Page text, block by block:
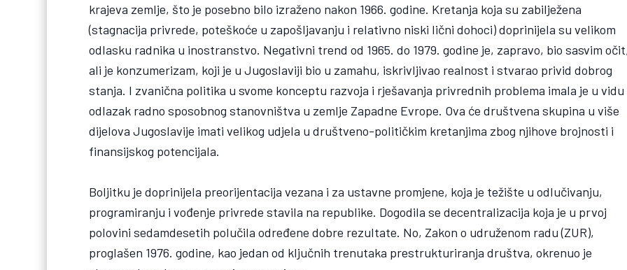
krajeva zemlje, što je posebno bilo izraženo nakon 1966. godine. Kretanja koja su zabilježena
(stagnacija privrede, poteškoće u zapošljavanju i relativno niski lični dohoci) doprinijela su velikom
odlasku radnika u inostranstvo. Negativni trend od 1965. do 1979. godine je, zapravo, bio sasvim
ali je konzumerizam, koji je u Jugoslaviji bio u zamahu, iskrivljivao realnost i stvarao privid dobrog
stanja. I zvanična politika u svome konceptu razvoja i rješavanja privrednih problema imala je u vidu
odlazak radno sposobnog stanovništva u zemlje Zapadne Evrope. Ova će društvena skupina u više
dijelova Jugoslavije imati velikog udjela u društveno-političkim kretanjima zbog njihove brojnosti i
finansijskog potencijala.
Boljitku je doprinijela preorijentacija vezana i za ustavne promjene, koja je težište u odlučivanju,
programiranju i vođenje privrede stavila na republike. Dogodila se decentralizacija koja je u prvoj
polovini sedamdesetih polučila određene dobre rezultate. No, Zakon o udruženom radu (ZUR),
proglašen 1976. godine, kao jedan od ključnih trenutaka prestrukturiranja društva, okrenuo je